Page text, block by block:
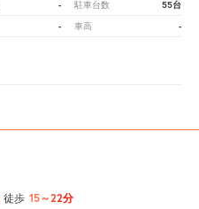
- 駐車台数 55台
- 車高 -
徒歩 15～22分